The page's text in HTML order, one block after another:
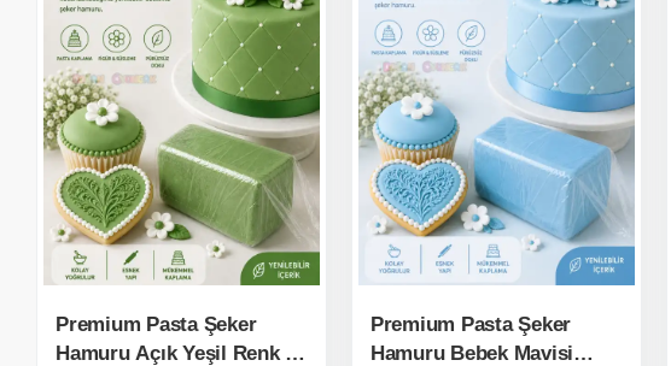
Premium Pasta Şeker
Hamuru Açık Yeşil Renk 1
Premium Pasta Şeker
Hamuru Bebek Mavisi